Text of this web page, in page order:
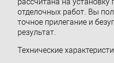
рассчитана на
отделочных работ. Вы
точное прилегание и
результат.
Технические